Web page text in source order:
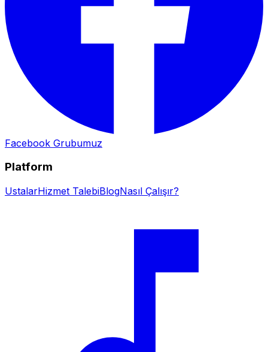
Facebook Grubumuz
Platform
UstalarHizmet TalebiBlogNasıl Çalışır?